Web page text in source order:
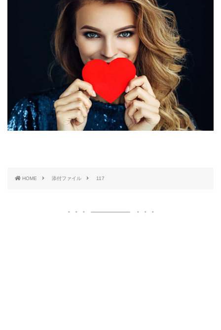
HOME 添付ファイル 117